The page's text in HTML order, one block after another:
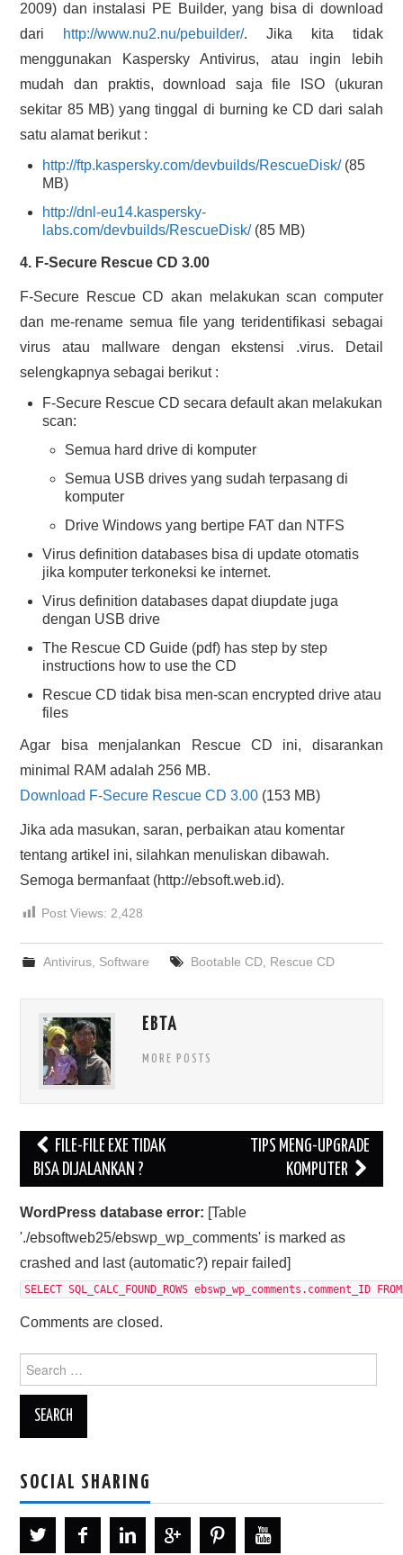
2009) dan instalasi PE Builder, yang bisa di download
dari
http://www.nu2.nu/pebuilder/. Jika kita tidak
menggunakan Kaspersky Antivirus, atau ingin lebih
mudah dan praktis, download saja file ISO (ukuran
sekitar 85 MB) yang tinggal di burning ke CD dari salah
satu alamat berikut :
http://ftp.kaspersky.com/devbuilds/RescueDisk/(85
MB)
http://dnl-eu14.kaspersky-
labs.com/devbuilds/RescueDisk/(85 MB)
4. F-Secure Rescue CD 3.00
F-Secure Rescue CD akan melakukan scan computer
dan me-rename semua file yang teridentifikasi sebagai
virus atau mallware dengan ekstensi .virus. Detail
selengkapnya sebagai berikut :
F-Secure Rescue CD secara default akan melakukan
scan:
Semua hard drive di komputer
Semua USB drives yang sudah terpasang di
komputer
Drive Windows yang bertipe FAT dan NTFS
Virus definition databases bisa di update otomatis
jika komputer terkoneksi ke internet.
Virus definition databases dapat diupdate juga
dengan USB drive
The Rescue CD Guide (pdf) has step by step
instructions how to use the CD
Rescue CD tidak bisa men-scan encrypted drive atau
files
Agar bisa menjalankan Rescue CD ini, disarankan
minimal RAM adalah 256 MB.
Download F-Secure Rescue CD 3.00 (153 MB)
Jika ada masukan, saran, perbaikan atau komentar
tentang artikel ini, silahkan menuliskan dibawah.
Semoga bermanfaat (http://ebsoft.web.id).
Post Views: 2,428
Antivirus, Software Bootable CD, Rescue CD
EBTA
MORE POSTS
Post
navigation
FILE-FILE EXE TIDAK
BISA DIJALANKAN ?
TIPS MENG-UPGRADE
KOMPUTER
WordPress database error: [Table
'./ebsoftweb25/ebswp_wp_comments' is marked as
crashed and last (automatic?) repair failed]
SELECT SQL_CALC_FOUND_ROWS
Comments are closed.
for:
SOCIAL SHARING